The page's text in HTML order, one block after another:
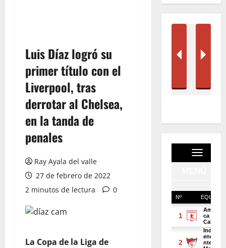
Luis Díaz logró su
primer título con el
Liverpool, tras
derrotar al Chelsea,
en la tanda de
penales
Ray Ayala del valle
27 de febrero de 2022
2 minutos de lectura
0
La Copa de la Liga de